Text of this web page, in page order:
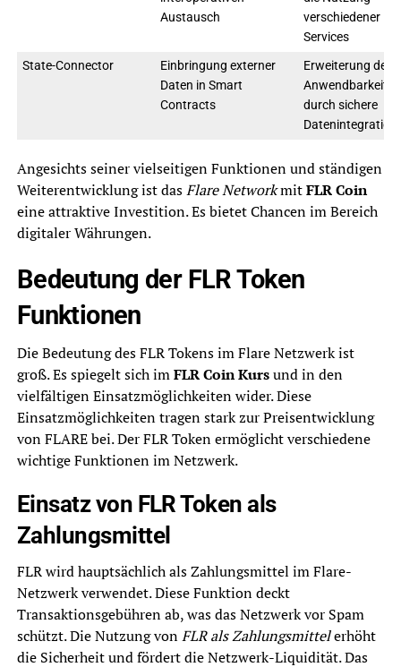
Austausch
verschiedener
Services
State-Connector
Einbringung externer
Daten in Smart
Contracts
Erweiterung der
Anwendbarkeit
durch sichere
Datenintegration
Angesichts seiner vielseitigen Funktionen und ständigen
Weiterentwicklung ist dasFlare NetworkmitFLR Coin
eine attraktive Investition. Es bietet Chancen im Bereich
digitaler Währungen.
Bedeutung der FLR Token
Funktionen
Die Bedeutung des FLR Tokens im Flare Netzwerk ist
groß. Es spiegelt sich imFLR Coin Kursund in den
vielfältigen Einsatzmöglichkeiten wider. Diese
Einsatzmöglichkeiten tragen stark zur Preisentwicklung
von FLARE bei. Der FLR Token ermöglicht verschiedene
wichtige Funktionen im Netzwerk.
Einsatz von FLR Token als
Zahlungsmittel
FLR wird hauptsächlich als Zahlungsmittel im Flare-
Netzwerk verwendet. Diese Funktion deckt
Transaktionsgebühren ab, was das Netzwerk vor Spam
schützt. Die Nutzung vonFLR als Zahlungsmittelerhöht
die Sicherheit und fördert die Netzwerk-Liquidität. Das